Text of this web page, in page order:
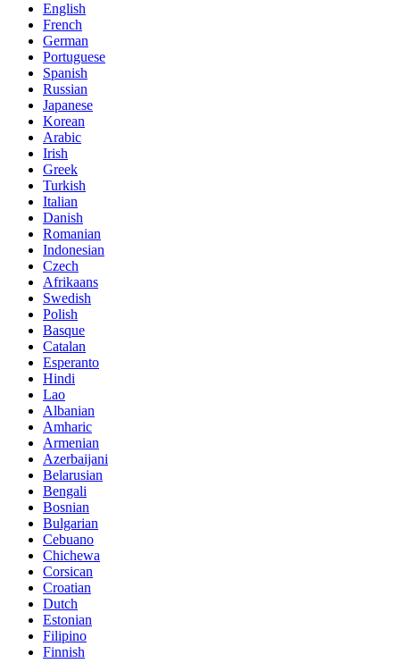
English
French
German
Portuguese
Spanish
Russian
Japanese
Korean
Arabic
Irish
Greek
Turkish
Italian
Danish
Romanian
Indonesian
Czech
Afrikaans
Swedish
Polish
Basque
Catalan
Esperanto
Hindi
Lao
Albanian
Amharic
Armenian
Azerbaijani
Belarusian
Bengali
Bosnian
Bulgarian
Cebuano
Chichewa
Corsican
Croatian
Dutch
Estonian
Filipino
Finnish